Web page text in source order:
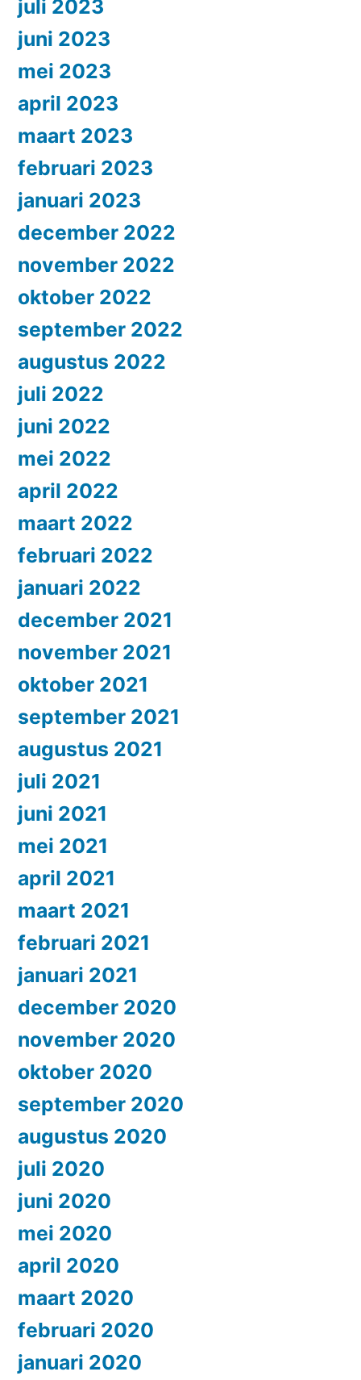
juli 2023
juni 2023
mei 2023
april 2023
maart 2023
februari 2023
januari 2023
december 2022
november 2022
oktober 2022
september 2022
augustus 2022
juli 2022
juni 2022
mei 2022
april 2022
maart 2022
februari 2022
januari 2022
december 2021
november 2021
oktober 2021
september 2021
augustus 2021
juli 2021
juni 2021
mei 2021
april 2021
maart 2021
februari 2021
januari 2021
december 2020
november 2020
oktober 2020
september 2020
augustus 2020
juli 2020
juni 2020
mei 2020
april 2020
maart 2020
februari 2020
januari 2020